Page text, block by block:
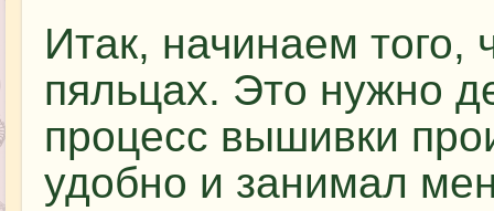
Итак, начинаем того,
пяльцах. Это нужно
процесс вышивки
удобно и занимал